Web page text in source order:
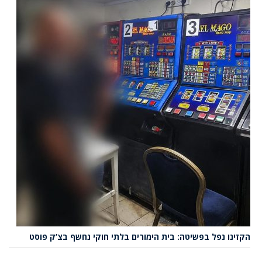
הקזינו נפל בפשיטה: בית הימורים בלתי חוקי נחשף בצ’ק פוסט